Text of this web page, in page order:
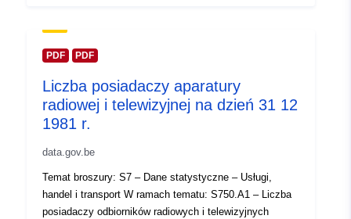
Identyfikatory: Q13911#ID
uriRef:
id
Prawa dostępu: public
PDF PDF
Liczba posiadaczy aparatury
radiowej i telewizyjnej na dzień 31 12
1981 r.
data.gov.be
Temat broszury: S7 – Dane statystyczne – Usługi,
handel i transport W ramach tematu: S750.A1 – Liczba
posiadaczy odbiorników radiowych i telewizyjnych